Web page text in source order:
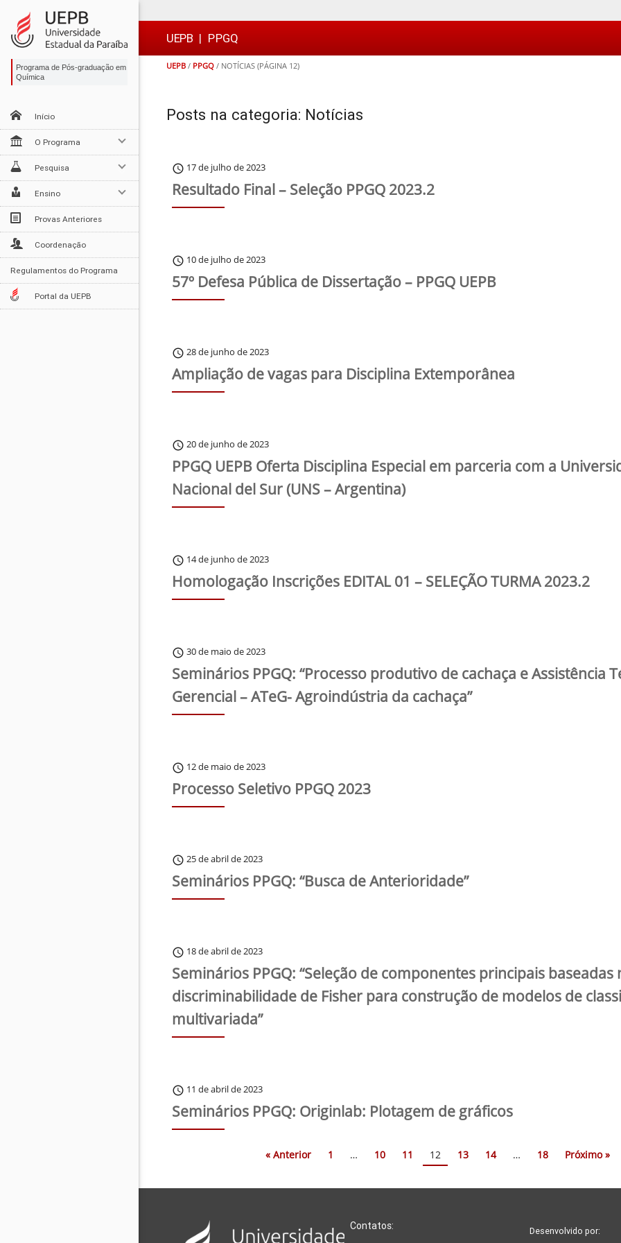
para
conteúdo
para
menu
para
busca
para
rodapé
 UEPB | PPGQ
UEPB / PPGQ / NOTÍCIAS (PÁGINA 12)
Programa de Pós-graduação em
Química
Início
O Programa
Pesquisa
Ensino
Provas Anteriores
Coordenação
Regulamentos do Programa
Portal da UEPB
Posts na categoria: Notícias
schedule 17 de julho de 2023
Resultado Final – Seleção PPGQ 2023.2
schedule 10 de julho de 2023
57º Defesa Pública de Dissertação – PPGQ UEPB
schedule 28 de junho de 2023
Ampliação de vagas para Disciplina Extemporânea
schedule 20 de junho de 2023
PPGQ UEPB Oferta Disciplina Especial em parceria com a
Nacional del Sur (UNS – Argentina)
schedule 14 de junho de 2023
Homologação Inscrições EDITAL 01 – SELEÇÃO TURMA 2023.2
schedule 30 de maio de 2023
Seminários PPGQ: “Processo produtivo de cachaça e Assistência
Gerencial – ATeG- Agroindústria da cachaça”
schedule 12 de maio de 2023
Processo Seletivo PPGQ 2023
schedule 25 de abril de 2023
Seminários PPGQ: “Busca de Anterioridade”
schedule 18 de abril de 2023
Seminários PPGQ: “Seleção de componentes principais baseadas
discriminabilidade de Fisher para construção de modelos de
multivariada”
schedule 11 de abril de 2023
Seminários PPGQ: Originlab: Plotagem de gráficos
« Anterior 1 … 10 11 12 13 14 … 18 Próximo »
Contatos: Desenvolvido por: